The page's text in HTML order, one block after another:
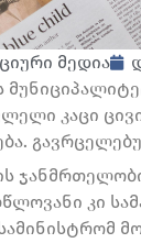
მედია
კაცი
კი